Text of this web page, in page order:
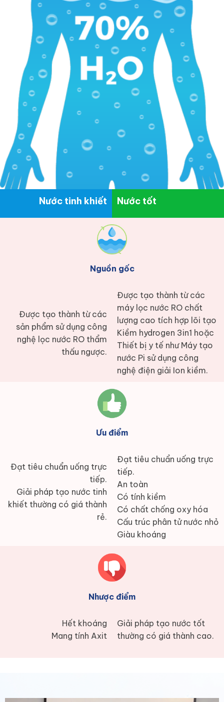
Nước tinh khiết Nước tốt
Được tạo thành từ các
sản phẩm sử dụng công
nghệ lọc nước RO thẩm
thấu ngược.
Nguồn gốc
Được tạo thành từ các
máy lọc nước RO chất
lượng cao tích hợp lõi tạo
Kiềm hydrogen 3in1 hoặc
Thiết bị y tế như Máy tạo
nước Pi sử dụng công
nghệ điện giải Ion kiềm.
Đạt tiêu chuẩn uống trực
tiếp.
Giải pháp tạo nước tinh
khiết thường có giá thành
rẻ.
Ưu điểm
Đạt tiêu chuẩn uống trực
tiếp.
An toàn
Có tính kiềm
Có chất chống oxy hóa
Cấu trúc phân tử nước nhỏ
Giàu khoáng
Hết khoáng
Mang tính Axit
Nhược điểm
Giải pháp tạo nước tốt
thường có giá thành cao.